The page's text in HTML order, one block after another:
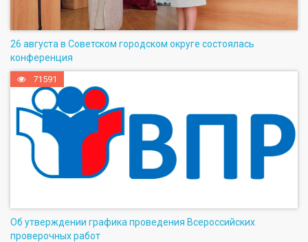
26 августа в Советском городском округе состоялась
конференция
71591
Об утверждении графика проведения Всероссийских
проверочных работ